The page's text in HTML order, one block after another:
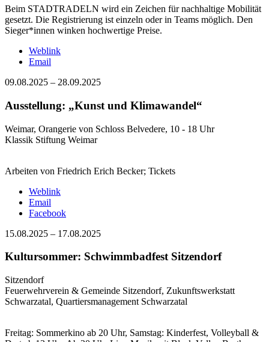
Beim STADTRADELN wird ein Zeichen für nachhaltige Mobilität
gesetzt. Die Registrierung ist einzeln oder in Teams möglich. Den
Sieger*innen winken hochwertige Preise.
Weblink
Email
09.08.2025 – 28.09.2025
Ausstellung: „Kunst und Klimawandel“
Weimar, Orangerie von Schloss Belvedere, 10 - 18 Uhr
Klassik Stiftung Weimar
Arbeiten von Friedrich Erich Becker; Tickets
Weblink
Email
Facebook
15.08.2025 – 17.08.2025
Kultursommer: Schwimmbadfest Sitzendorf
Sitzendorf
Feuerwehrverein & Gemeinde Sitzendorf, Zukunftswerkstatt
Schwarzatal, Quartiersmanagement Schwarzatal
Freitag: Sommerkino ab 20 Uhr, Samstag: Kinderfest, Volleyball &